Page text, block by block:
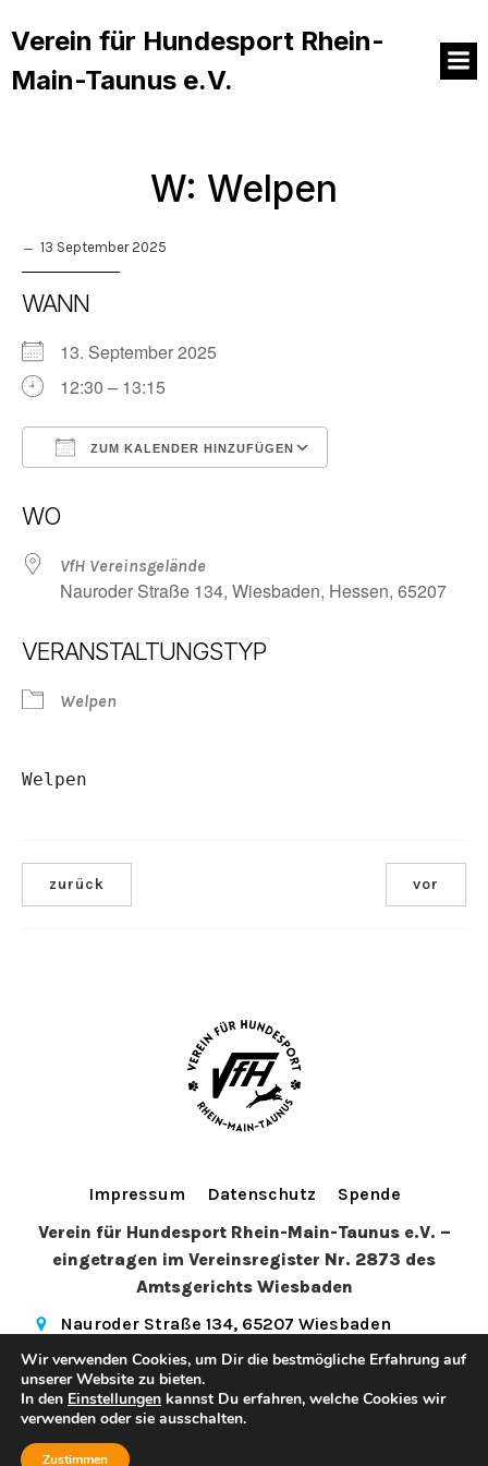
Verein für Hundesport Rhein-
Main-Taunus e.V.
W: Welpen
13 September 2025
WANN
13. September 2025
12:30 – 13:15
ZUM KALENDER HINZUFÜGEN
WO
VfH Vereinsgelände
Nauroder Straße 134, Wiesbaden, Hessen, 65207
VERANSTALTUNGSTYP
Welpen
Welpen
zurück vor
Impressum Datenschutz
Spende
Verein für Hundesport Rhein-Main-Taunus e.V. –
eingetragen im Vereinsregister Nr. 2873 des
Amtsgerichts Wiesbaden
Nauroder Straße 134, 65207 Wiesbaden
(+49) 179 5081972
info@vfhwi.de
hundesport_wiesbaden
© 2026 Verein für Hundesport Rhein-Main-Taunus e.V.. Created
for free using WordPress and
Wir verwenden Cookies, um Dir die bestmögliche Erfahrung auf
unserer Website zu bieten.
In den Einstellungen kannst Du erfahren, welche Cookies wir
verwenden oder sie ausschalten.
Zustimmen